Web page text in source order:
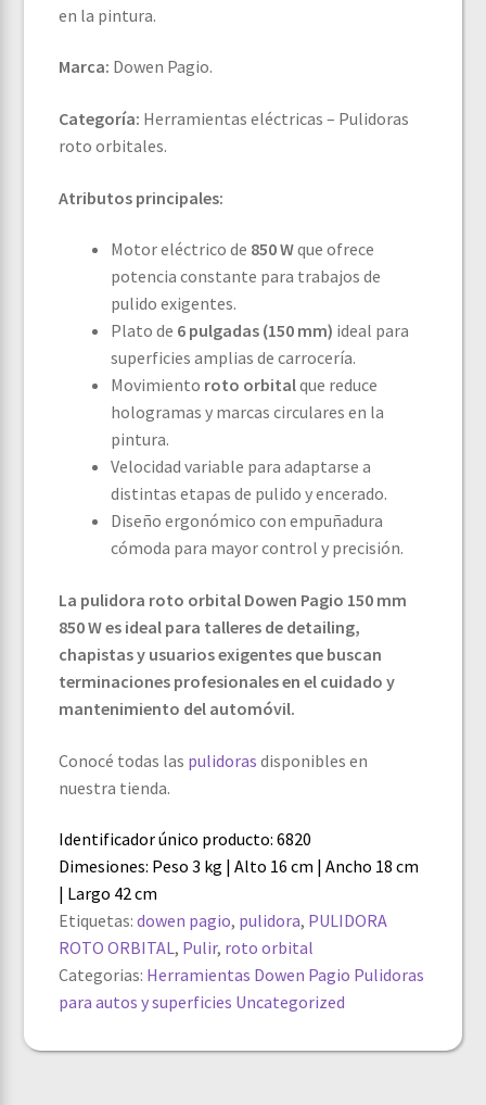
en la pintura.
Marca: Dowen Pagio.
Categoría: Herramientas eléctricas – Pulidoras
roto orbitales.
Atributos principales:
Motor eléctrico de 850 Wque ofrece
potencia constante para trabajos de
pulido exigentes.
Plato de 6 pulgadas (150 mm) ideal para
superficies amplias de carrocería.
Movimiento roto orbitalque reduce
hologramas y marcas circulares en la
pintura.
Velocidad variable para adaptarse a
distintas etapas de pulido y encerado.
Diseño ergonómico con empuñadura
cómoda para mayor control y precisión.
La pulidora roto orbital Dowen Pagio 150 mm
850 W es ideal para talleres de detailing,
chapistas y usuarios exigentes que buscan
terminaciones profesionales en el cuidado y
mantenimiento del automóvil.
Conocé todas las pulidoras disponibles en
nuestra tienda.
Identificador único producto: 6820
Dimesiones: Peso 3 kg | Alto 16 cm | Ancho 18 cm
| Largo 42 cm
Etiquetas:dowen pagio, pulidora, PULIDORA
ROTO ORBITAL, Pulir, roto orbital
Categorias: Herramientas Dowen Pagio Pulidoras
para autos y superficies Uncategorized